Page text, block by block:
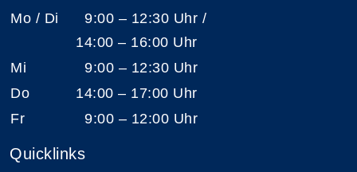
Mo / Di
9:00 – 12:30 Uhr /
14:00 – 16:00 Uhr
Mi
9:00 – 12:30 Uhr
Do
14:00 – 17:00 Uhr
Fr
9:00 – 12:00 Uhr
Quicklinks